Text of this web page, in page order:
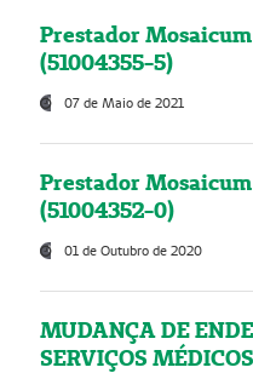
Prestador
(51004355-5)
07 de Maio de 2021
Prestador
(51004352-0)
01 de Outubro de 2020
MUDANÇA DE
SERVIÇOS